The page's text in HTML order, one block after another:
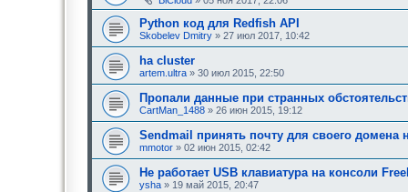
б
у
ю
щ
о
д
о
б
н
и
я
:
Python код для Redfish API
Skobelev Dmitry » 27 июл 2017, 10:42
ha cluster
artem.ultra » 30 июл 2015, 22:50
Пропали данные при странных
CartMan_1488 » 26 июн 2015, 19:12
Sendmail принять почту для своего домена
mmotor » 02 июн 2015, 02:42
Не работает USB клавиатура на консоли
ysha » 19 май 2015, 20:47